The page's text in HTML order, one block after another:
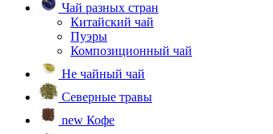
Чай разных стран
Китайский чай
Пуэры
Композиционный чай
Не чайный чай
Северные травы
new Кофе